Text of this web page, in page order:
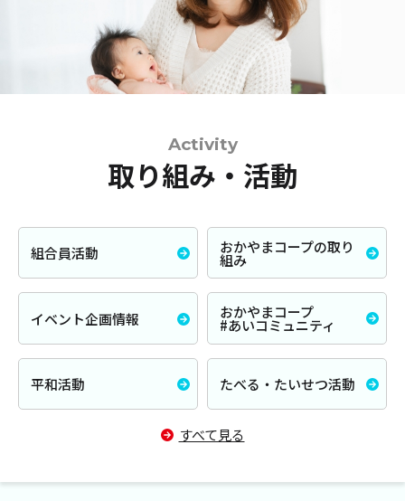
Activity
取り組み・活動
組合員活動 おかやまコープの取り
組み
イベント企画情報 おかやまコープ
#あいコミュニティ
平和活動 たべる・たいせつ活動
すべて見る